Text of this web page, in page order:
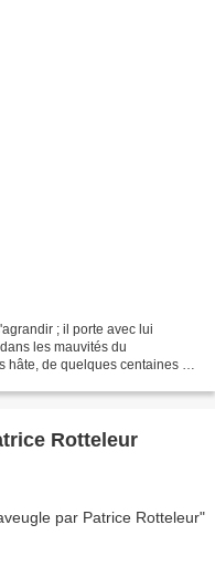
; il porte avec lui
les mauvités du
hâte, de quelques centaines de
Rotteleur